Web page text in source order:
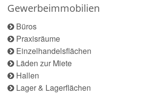
Gewerbeimmobilien
Büros
Praxisräume
Einzelhandelsflächen
Läden zur Miete
Hallen
Lager & Lagerflächen